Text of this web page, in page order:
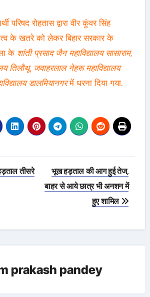
परिषद रोहतास द्वारा वीर कुंवर सिंह
के खतरे को लेकर बिहार सरकार के
के शांती प्रसाद जैन महाविद्यालय सासाराम,
तिलौथू, जवाहरलाल नेहरू महाविद्यालय
डालमियानगरमें धरना दिया गया.
तीसरे
भूख हड़ताल की आग हुई तेज,
बाहर से आये छात्र भी अनशन में
हुए शामिल
prakash pandey